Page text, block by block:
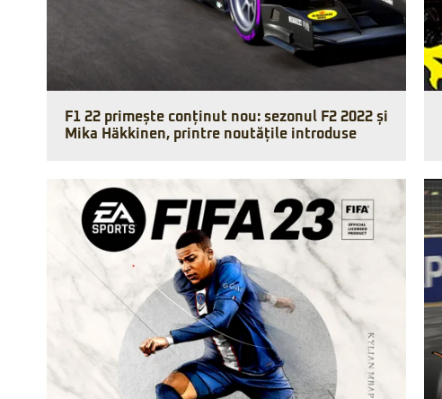
F1 22 primește conținut nou: sezonul F2 2022 și
Mika Häkkinen, printre noutățile introduse